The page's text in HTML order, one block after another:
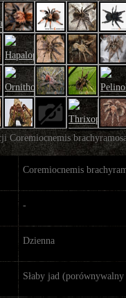
Coremiocnemis
Coremiocnemis
-
Dzienna
Słaby jad (porównywalny